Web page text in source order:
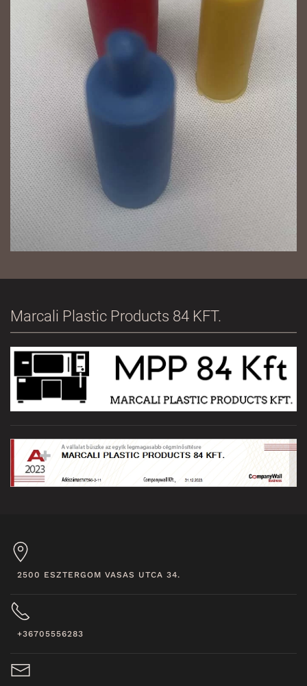
NAGYÍT
Marcali Plastic Products 84 KFT.
2500 ESZTERGOM VASAS UTCA 34.
+36705556283